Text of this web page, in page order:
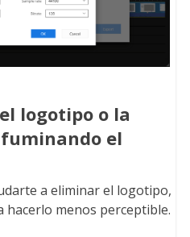
logotipo o la
el
a eliminar el logotipo,
menos perceptible.